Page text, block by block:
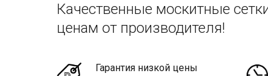
Гарантия низкой цены
Качественные москитные
ценам от производителя!